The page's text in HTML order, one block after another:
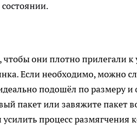
чтобы они плотно прилегали к
Если необходимо, можно
подошёл по размеру
пакет или завяжите пакет
процесс размягчения